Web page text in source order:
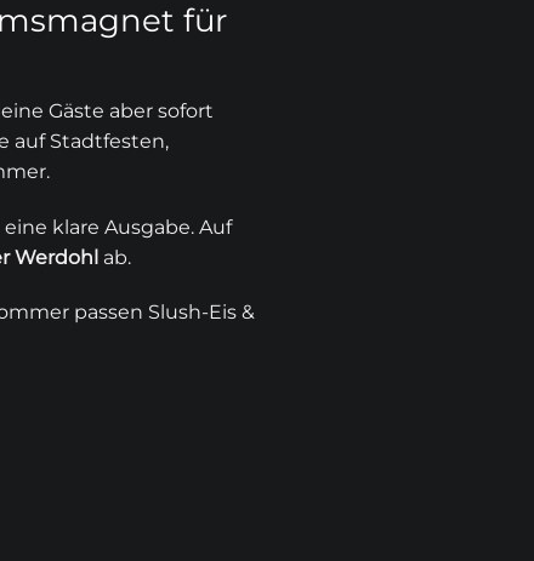
für
Gäste aber sofort
auf Stadtfesten,
klare Ausgabe. Auf
Werdohl ab.
passen Slush-Eis &